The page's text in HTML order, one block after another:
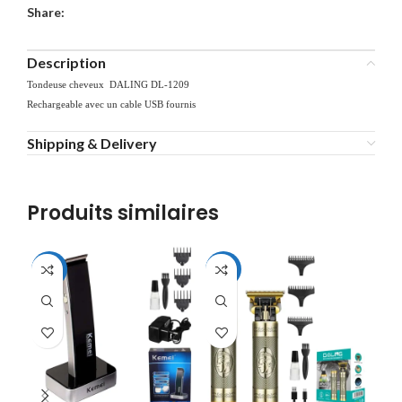
Share:
Description
Tondeuse cheveux DALING DL-1209
Rechargeable avec un cable USB fournis
Shipping & Delivery
Produits similaires
-22% -35%